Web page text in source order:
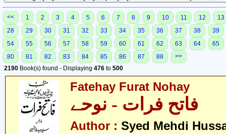
<< 1 2 3 4 5 6 7 8 9 10 11 12
13
28
29 30 31 32 33 34 35 36 37 38
39
54
55 56 57 58 59 60 61 62 63 64
65
80
81 82 83 84 85 86 87 88
>>
2190 Book(s) found - Displaying 476 to 500
Fatehay Furat Nohay
فاتح فرات - نوحے
Author : Syed Mehdi